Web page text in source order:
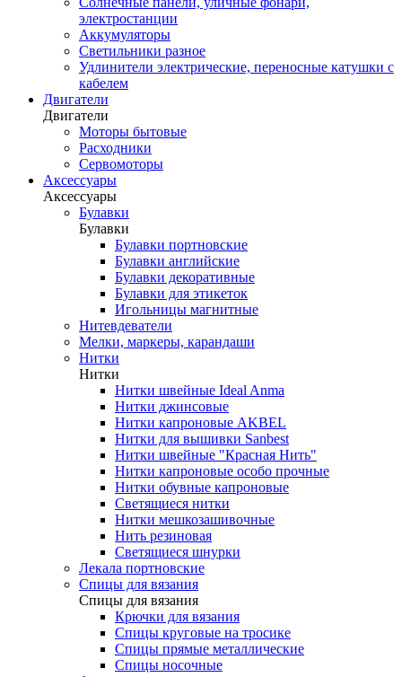
электростанции
Аккумуляторы
Светильники разное
Удлинители электрические, переносные катушки с
кабелем
Двигатели
Двигатели
Моторы бытовые
Расходники
Сервомоторы
Аксессуары
Аксессуары
Булавки
Булавки
Булавки портновские
Булавки английские
Булавки декоративные
Булавки для этикеток
Игольницы магнитные
Нитевдеватели
Мелки, маркеры, карандаши
Нитки
Нитки
Нитки швейные Ideal Anma
Нитки джинсовые
Нитки капроновые AKBEL
Нитки для вышивки Sanbest
Нитки швейные "Красная Нить"
Нитки капроновые особо прочные
Нитки обувные капроновые
Светящиеся нитки
Нитки мешкозашивочные
Нить резиновая
Светящиеся шнурки
Лекала портновские
Спицы для вязания
Спицы для вязания
Крючки для вязания
Спицы круговые на тросике
Спицы прямые металлические
Спицы носочные